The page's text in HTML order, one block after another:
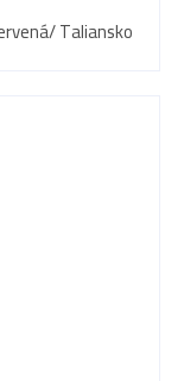
Taliansko